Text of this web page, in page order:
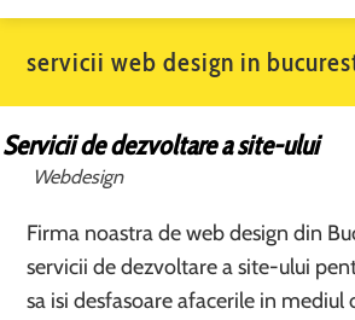
servicii web design in
Servicii de dezvoltare a site-ului
Webdesign
Firma noastra de web design din
servicii de dezvoltare a site-ului
sa isi desfasoare afacerile in mediul